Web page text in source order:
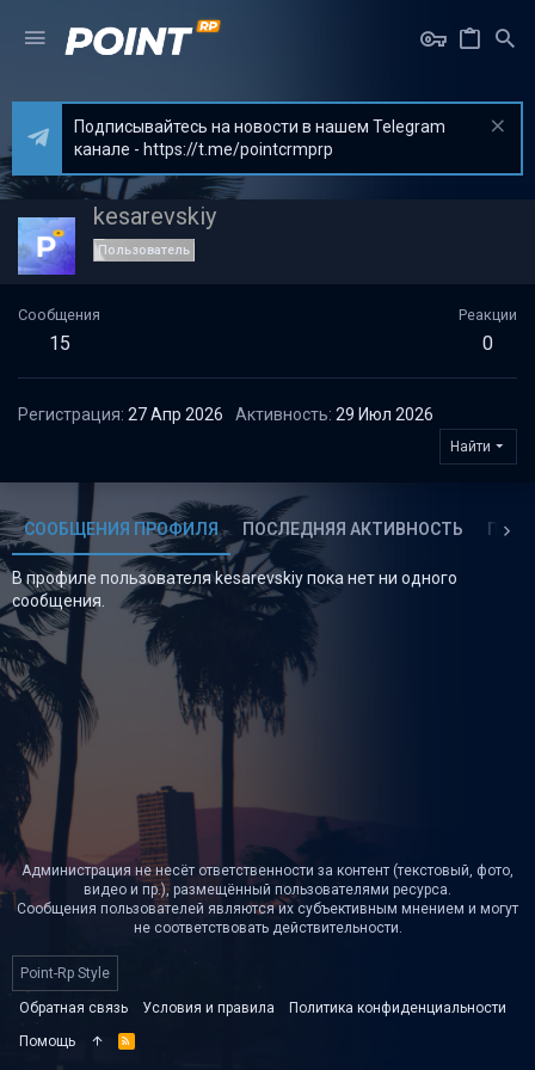
Подписывайтесь на новости в нашем Telegram
канале - https://t.me/pointcrmprp
kesarevskiy
Пользователь
Сообщения
15
Реакции
0
Регистрация 27 Апр 2026 Активность 29 Июл 2026
Найти
СООБЩЕНИЯ ПРОФИЛЯ ПОСЛЕДНЯЯ АКТИВНОСТЬ
В профиле пользователя kesarevskiy пока нет ни одного
сообщения.
Point-Rp Style
Обратная связь Условия и правила
Политика конфиденциальности
Помощь
R
Администрация не несёт ответственности за контент (текстовый, фото,
видео и пр.), размещённый пользователями ресурса.
Сообщения пользователей являются их субъективным мнением и могут
не соответствовать действительности.